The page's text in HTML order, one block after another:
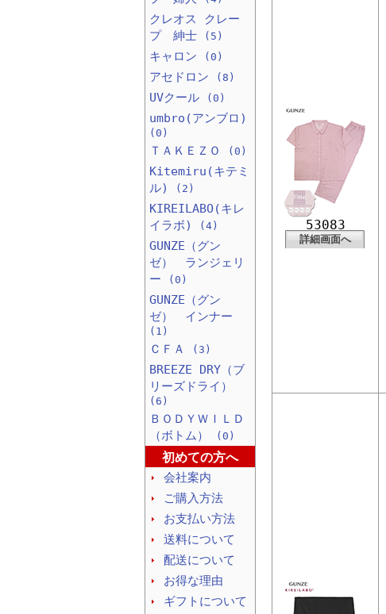
53083
詳細画面へ
クレオス クレー
プ 紳士
(5)
キャロン (0)
アセドロン (8)
UVクール (0)
umbro(アンブロ)
(0)
ＴＡＫＥＺＯ (0)
Kitemiru(キテミ
ル)
(2)
KIREILABO(キレ
イラボ)
(4)
GUNZE（グン
ゼ） ランジェリ
ー
(0)
GUNZE（グン
ゼ） インナー
(1)
ＣＦＡ (3)
BREEZE DRY（ブ
リーズドライ）
(6)
ＢＯＤＹＷＩＬＤ
（ボトム）
(0)
初めての方へ
会社案内
ご購入方法
お支払い方法
送料について
配送について
お得な理由
ギフトについて